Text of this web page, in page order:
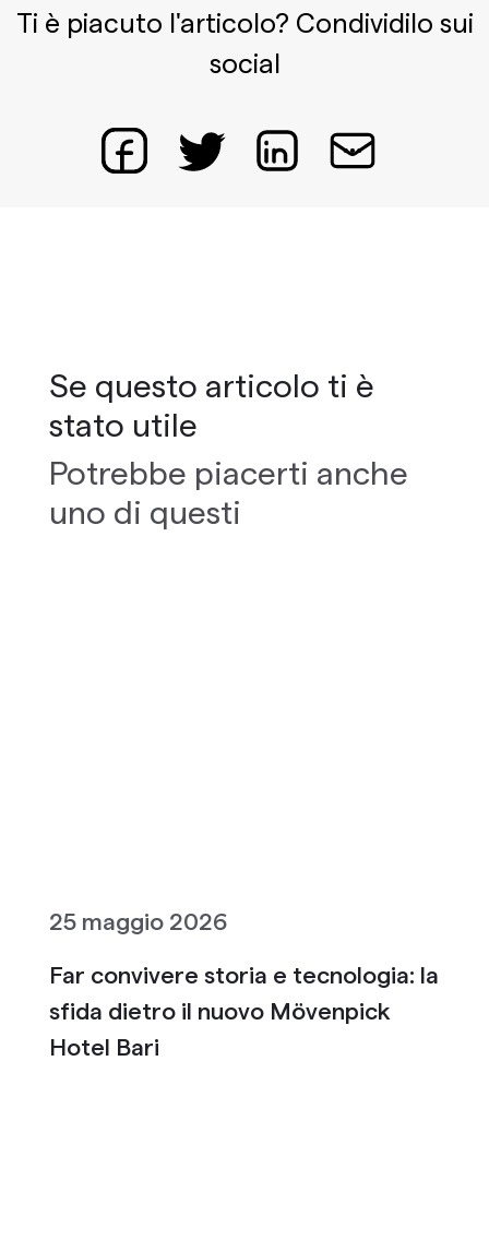
Ti è piacuto l'articolo? Condividilo sui
social
Se questo articolo ti è
stato utile
Potrebbe piacerti anche
uno di questi
25 maggio 2026
Far convivere storia e tecnologia: la
sfida dietro il nuovo Mövenpick
Hotel Bari